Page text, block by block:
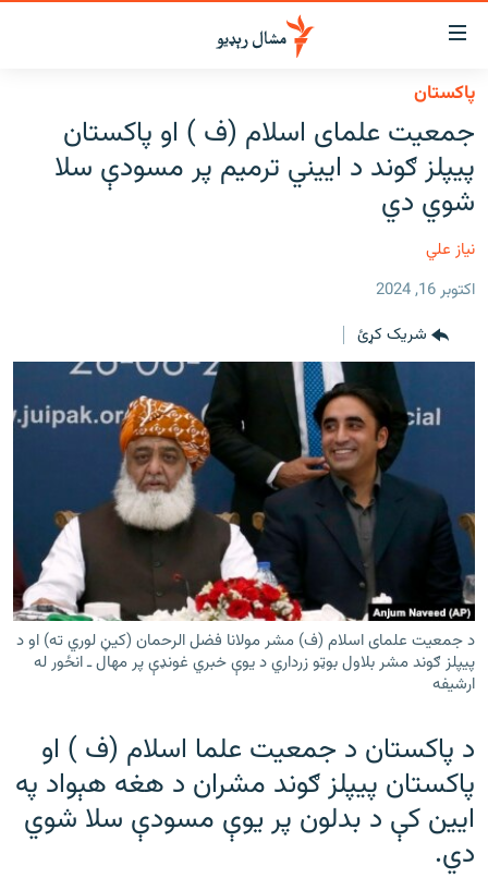
د
لاسرسي
ځای
پاڼې
موضوع
ته
لاړ
شئ
عمومي
کورپاڼې
ته
لنډ خبرونه
پښتونخوا او قبایل
بلوچستان
نړۍ
ځانګړې مرکې، شننې
انځور او ویډیو
اوونیزې خپرونې
۱۴ ساعته راډیويي خپرونې
Gandhara
موږ وڅارئ
پاکستان
جمعیت علمای اسلام (ف ) او پاکستان
پیپلز ګوند د اييني ترميم پر مسودې سلا
شوي دي
نیاز علي
اکتوبر 16, 2024
شریک کړئ
د جمعیت علمای اسلام (ف) مشر مولانا فضل الرحمان (کيڼ لوري ته) او د
پیپلز ګوند مشر بلاول بوټو زرداري د يوې خبري غونډې پر مهال ـ انځور له
ارشيفه
د پاکستان د جمعیت علما اسلام (ف ) او
پاکستان پیپلز ګوند مشران د هغه هېواد په
ايين کې د بدلون پر يوې مسودې سلا شوي
دي.